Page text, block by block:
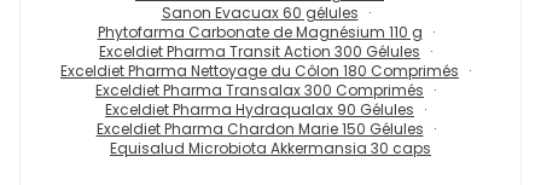
Sanon Evacuax 60 gélules
Phytofarma Carbonate de Magnésium 110 g
Exceldiet Pharma Transit Action 300 Gélules
Exceldiet Pharma Nettoyage du Côlon 180 Comprimés
Exceldiet Pharma Transalax 300 Comprimés
Exceldiet Pharma Hydraqualax 90 Gélules
Exceldiet Pharma Chardon Marie 150 Gélules
Equisalud Microbiota Akkermansia 30 caps